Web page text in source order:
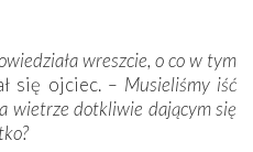
wreszcie, o co w tym
się ojciec. – Musieliśmy iść
wietrze dotkliwie dającym się